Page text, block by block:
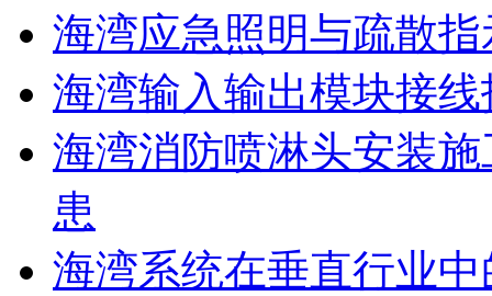
海湾应急照明与疏散
海湾输入输出模块接
海湾消防喷淋头安装
患
海湾系统在垂直行业